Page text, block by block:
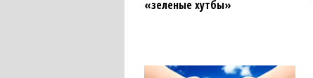
«зеленые хутбы»